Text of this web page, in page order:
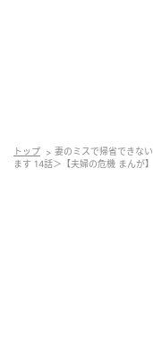
トップ
妻のミスで帰省できな
ます 14話＞【夫婦の危機 まんが】